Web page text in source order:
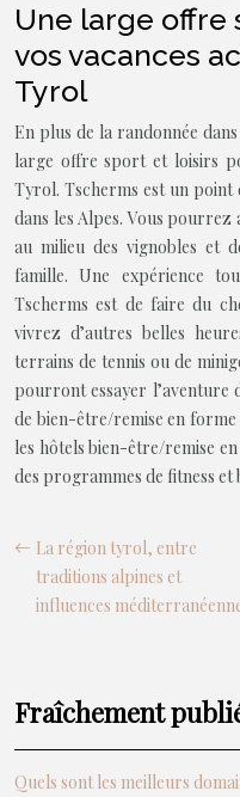
Une large offre
vos vacances
Tyrol
En plus de la randonnée
large offre sport et loisirs
Tyrol. Tscherms est un
dans les Alpes. Vous
au milieu des vignobles et
famille. Une expérience
Tscherms est de faire du
vivrez d’autres belles
terrains de tennis ou de
pourront essayer
de bien-être/remise en
les hôtels bien-être/remise
des programmes de fitness et
La région tyrol, entre
traditions alpines et
influences
Fraîchement
Quels sont les meilleurs